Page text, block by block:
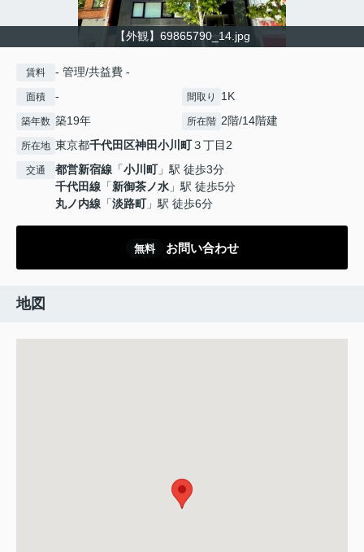
【外観】69865790_14.jpg
賃料 - 管理/共益費 -
面積 - 間取り 1K
築年数 築19年 所在階 2階/14階建
所在地 東京都千代田区神田小川町３丁目2
交通 都営新宿線 「小川町」駅 徒歩3分
千代田線 「新御茶ノ水 」駅 徒歩5分
丸ノ内線 「淡路町」駅 徒歩6分
無料 お問い合わせ
地図